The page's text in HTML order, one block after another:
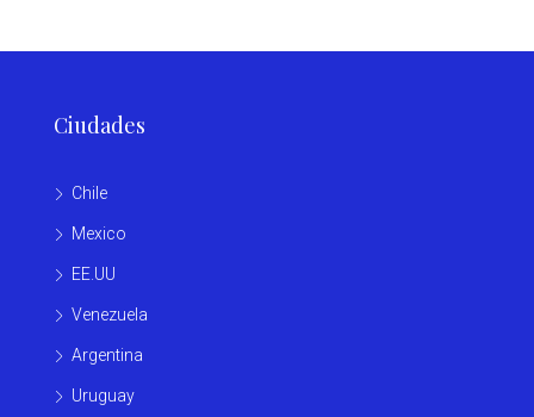
Ciudades
Chile
Mexico
EE.UU
Venezuela
Argentina
Uruguay